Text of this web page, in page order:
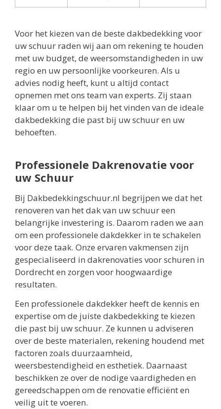
Voor het kiezen van de beste dakbedekking voor
uw schuur raden wij aan om rekening te houden
met uw budget, de weersomstandigheden in uw
regio en uw persoonlijke voorkeuren. Als u
advies nodig heeft, kunt u altijd contact
opnemen met ons team van experts. Zij staan
klaar om u te helpen bij het vinden van de ideale
dakbedekking die past bij uw schuur en uw
behoeften.
Professionele Dakrenovatie voor
uw Schuur
Bij Dakbedekkingschuur.nl begrijpen we dat het
renoveren van het dak van uw schuur een
belangrijke investering is. Daarom raden we aan
om een professionele dakdekker in te schakelen
voor deze taak. Onze ervaren vakmensen zijn
gespecialiseerd in dakrenovaties voor schuren in
Dordrecht en zorgen voor hoogwaardige
resultaten.
Een professionele dakdekker heeft de kennis en
expertise om de juiste dakbedekking te kiezen
die past bij uw schuur. Ze kunnen u adviseren
over de beste materialen, rekening houdend met
factoren zoals duurzaamheid,
weersbestendigheid en esthetiek. Daarnaast
beschikken ze over de nodige vaardigheden en
gereedschappen om de renovatie efficiënt en
veilig uit te voeren.